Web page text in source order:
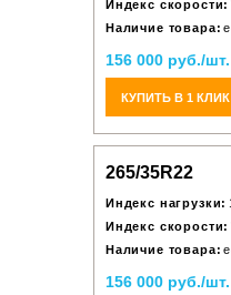
Индекс скорости:
Наличие товара:
156 000 руб./шт.
КУПИТЬ В 1 КЛИК
265/35R22
Индекс нагрузки:
Индекс скорости:
Наличие товара:
156 000 руб./шт.